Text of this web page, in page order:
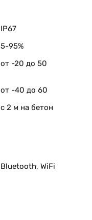
IP67
5-95%
от -20 до 50
от -40 до 60
с 2 м на бетон
Bluetooth, WiFi